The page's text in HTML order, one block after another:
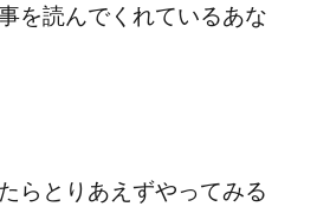
を読んでくれているあな
らとりあえずやってみる